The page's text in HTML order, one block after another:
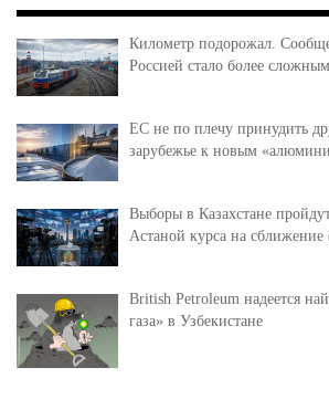
Километр подорожал.
Россией стало более сложным
ЕС не по плечу принудить
зарубежье к новым
Выборы в Казахстане
Астаной курса на
British Petroleum надеется
газа» в Узбекистане